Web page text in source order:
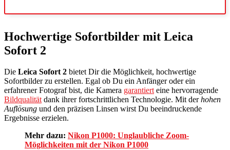
Hochwertige Sofortbilder mit Leica
Sofort 2
Die Leica Sofort 2 bietet Dir die Möglichkeit, hochwertige
Sofortbilder zu erstellen. Egal ob Du ein Anfänger oder ein
erfahrener Fotograf bist, die Kamera garantierteine hervorragende
Bildqualitätdank ihrer fortschrittlichen Technologie. Mit derhohen
Auflösung und den präzisen Linsen wirst Du beeindruckende
Ergebnisse erzielen.
Mehr dazu: Nikon P1000: Unglaubliche Zoom-
Möglichkeiten mit der Nikon P1000